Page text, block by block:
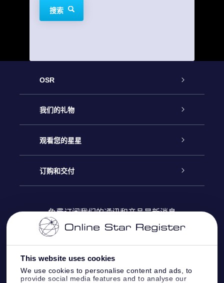
This website uses cookies
We use cookies to personalise content and ads, to
provide social media features and to analyse our
搜索
OSR
客户服务
联系我们
博客
评论
我们的礼物
Online Star礼物
OSR 礼物包
OSR 礼物卡
公司礼品
观看您的星星
Online Star Register
个性化的Star Page
One Million Stars
订购和交付
付款信息
配送信息
免费订阅我们的通讯和产品最新消息